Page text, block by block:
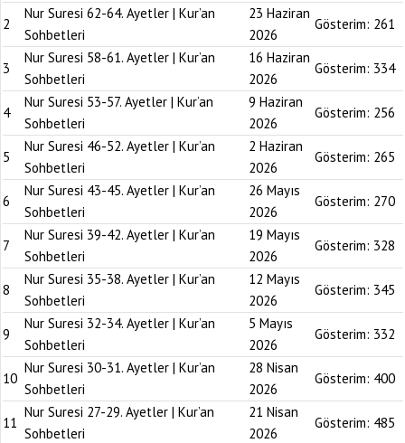
2
Nur Suresi 62-64. Ayetler | Kur’an
Sohbetleri
23 Haziran
2026
Gösterim: 261
3
Nur Suresi 58-61. Ayetler | Kur’an
Sohbetleri
16 Haziran
2026
Gösterim: 334
4
Nur Suresi 53-57. Ayetler | Kur’an
Sohbetleri
9 Haziran
2026
Gösterim: 256
5
Nur Suresi 46-52. Ayetler | Kur’an
Sohbetleri
2 Haziran
2026
Gösterim: 265
6
Nur Suresi 43-45. Ayetler | Kur’an
Sohbetleri
26 Mayıs
2026
Gösterim: 270
7
Nur Suresi 39-42. Ayetler | Kur’an
Sohbetleri
19 Mayıs
2026
Gösterim: 328
8
Nur Suresi 35-38. Ayetler | Kur’an
Sohbetleri
12 Mayıs
2026
Gösterim: 345
9
Nur Suresi 32-34. Ayetler | Kur’an
Sohbetleri
5 Mayıs
2026
Gösterim: 332
10
Nur Suresi 30-31. Ayetler | Kur’an
Sohbetleri
28 Nisan
2026
Gösterim: 400
11
Nur Suresi 27-29. Ayetler | Kur’an
Sohbetleri
21 Nisan
2026
Gösterim: 485